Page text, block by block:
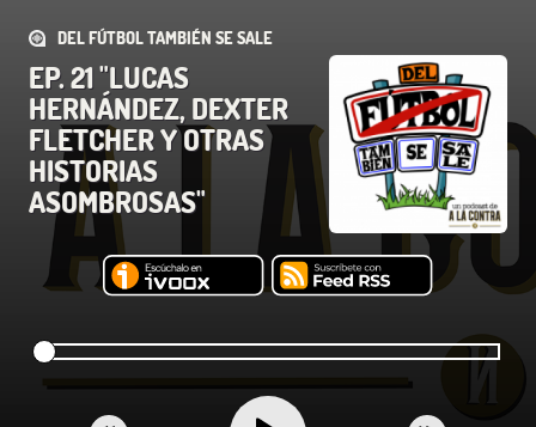
DEL FÚTBOL TAMBIÉN SE SALE
EP. 21 "LUCAS
HERNÁNDEZ, DEXTER
FLETCHER Y OTRAS
HISTORIAS
ASOMBROSAS"